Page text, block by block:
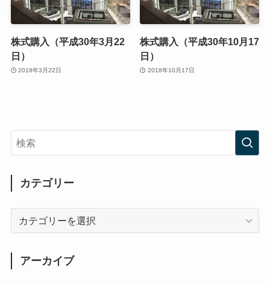
株式購入（平成30年3月22
日）
2018年3月22日
株式購入（平成30年10月17
日）
2018年10月17日
カテゴリー
アーカイブ